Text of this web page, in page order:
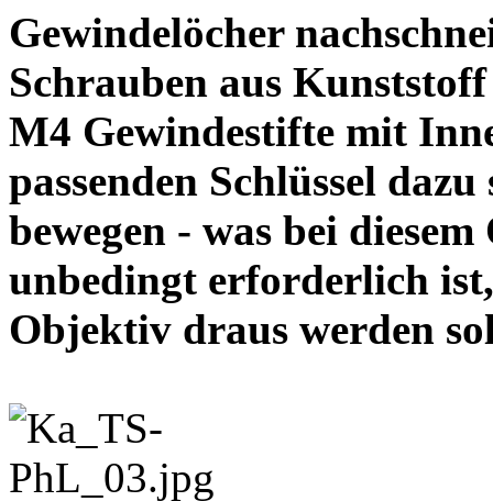
Gewindelöcher
Schrauben aus
M4 Gewindestifte mit
passenden Schlüssel
bewegen - was bei
unbedingt erforderlich
Objektiv draus